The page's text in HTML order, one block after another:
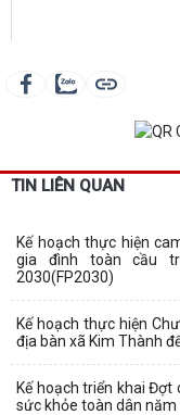
TIN LIÊN QUAN
Kế hoạch thực hiện
gia đình toàn cầu
2030(FP2030)
Kế hoạch thực hiện
địa bàn xã Kim Thành
Kế hoạch triển khai
sức khỏe toàn dân